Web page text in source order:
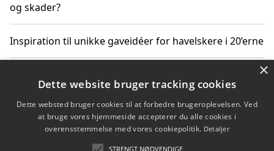
og skader?
Inspiration til unikke gaveidéer for havelskere i 20’erne
dyrearter i Danmark
Sådan vælger du de bedste vandrerygsække til
×
Dette website bruger tracking cookies
Dette websted bruger cookies til at forbedre brugeroplevelsen. Ved
at bruge vores hjemmeside accepterer du alle cookies i
overensstemmelse med vores cookiepolitik. Detaljer
STRENGT NØDVENDIGE